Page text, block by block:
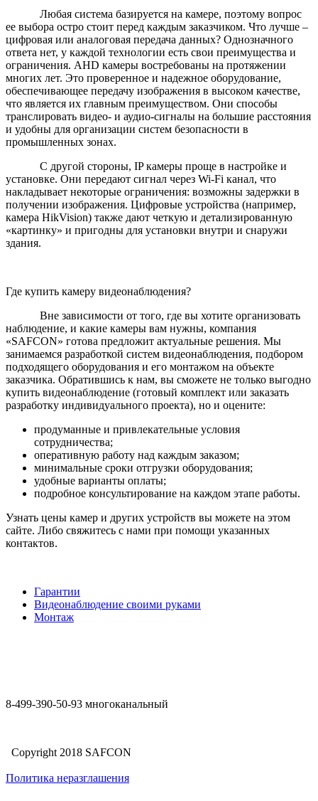
Любая система базируется на камере, поэтому вопрос
ее выбора остро стоит перед каждым заказчиком. Что лучше –
цифровая или аналоговая передача данных? Однозначного
ответа нет, у каждой технологии есть свои преимущества и
ограничения. AHD камеры востребованы на протяжении
многих лет. Это проверенное и надежное оборудование,
обеспечивающее передачу изображения в высоком качестве,
что является их главным преимуществом. Они способы
транслировать видео- и аудио-сигналы на большие расстояния
и удобны для организации систем безопасности в
промышленных зонах.
С другой стороны, IP камеры проще в настройке и
установке. Они передают сигнал через Wi-Fi канал, что
накладывает некоторые ограничения: возможны задержки в
получении изображения. Цифровые устройства (например,
камера HikVision) также дают четкую и детализированную
«картинку» и пригодны для установки внутри и снаружи
здания.
Где купить камеру видеонаблюдения?
Вне зависимости от того, где вы хотите организовать
наблюдение, и какие камеры вам нужны, компания
«SAFCON» готова предложит актуальные решения. Мы
занимаемся разработкой систем видеонаблюдения, подбором
подходящего оборудования и его монтажом на объекте
заказчика. Обратившись к нам, вы сможете не только выгодно
купить видеонаблюдение (готовый комплект или заказать
разработку индивидуального проекта), но и оцените:
продуманные и привлекательные условия
сотрудничества;
оперативную работу над каждым заказом;
минимальные сроки отгрузки оборудования;
удобные варианты оплаты;
подробное консультирование на каждом этапе работы.
Узнать цены камер и других устройств вы можете на этом
сайте. Либо свяжитесь с нами при помощи указанных
контактов.
Гарантии
Видеонаблюдение своими руками
Монтаж
8-499-390-50-93 многоканальный
Copyright 2018 SAFCON
Политика неразглашения